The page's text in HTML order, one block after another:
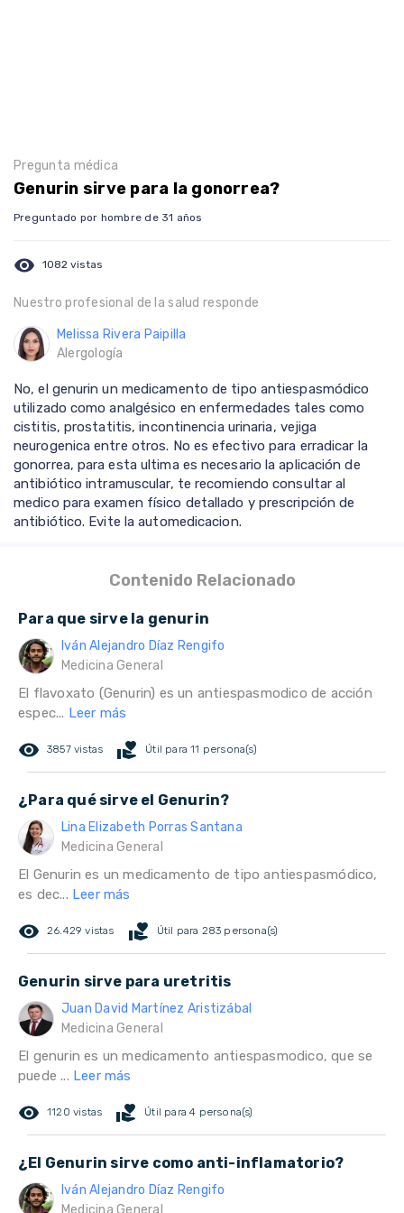
Pregunta médica
Genurin sirve para la gonorrea?
Preguntado por hombre de 31 años
visibility 1082 vistas
Nuestro profesional de la salud responde
Melissa Rivera Paipilla
Alergología
No, el genurin un medicamento de tipo antiespasmódico
utilizado como analgésico en enfermedades tales como
cistitis, prostatitis, incontinencia urinaria, vejiga
neurogenica entre otros. No es efectivo para erradicar la
gonorrea, para esta ultima es necesario la aplicación de
antibiótico intramuscular, te recomiendo consultar al
medico para examen físico detallado y prescripción de
antibiótico. Evite la automedicacion.
Contenido Relacionado
Para que sirve la genurin
Iván Alejandro Díaz Rengifo
Medicina General
El flavoxato (Genurin) es un antiespasmodico de acción
espec... Leer más
remove_red_eye 3857 vistas volunteer_activism Útil para 11 persona(s)
¿Para qué sirve el Genurin?
Lina Elizabeth Porras Santana
Medicina General
El Genurin es un medicamento de tipo antiespasmódico,
es dec... Leer más
remove_red_eye 26.429 vistas volunteer_activism Útil para 283 persona(s)
Genurin sirve para uretritis
Juan David Martínez Aristizábal
Medicina General
El genurin es un medicamento antiespasmodico, que se
puede ... Leer más
remove_red_eye 1120 vistas volunteer_activism Útil para 4 persona(s)
¿El Genurin sirve como anti-inflamatorio?
Iván Alejandro Díaz Rengifo